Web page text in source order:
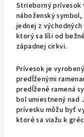
Strieborný prívesok
náboženský
jednej z
ktorý sa líši od
západnej cirkvi.
Prívesok je
predĺženými
predĺžené ramená
bol umiestnený nad
prívesku môžu byť
ktoré sa viažu k